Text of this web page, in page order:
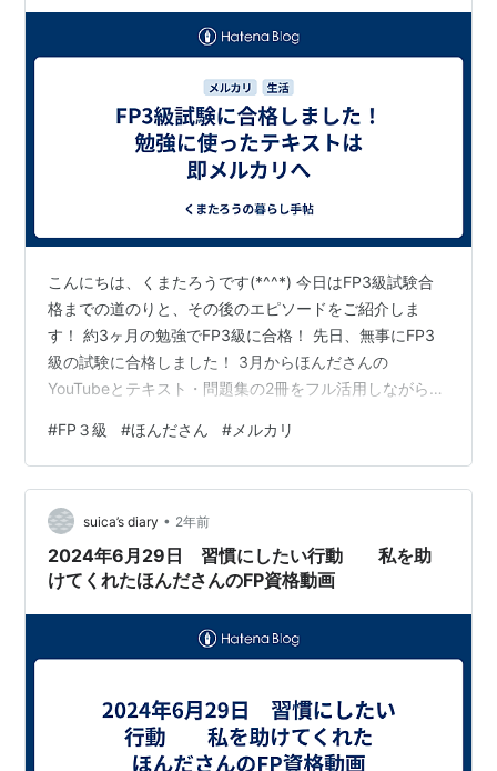
こんにちは、くまたろうです(*^^*) 今日はFP3級試験合
格までの道のりと、その後のエピソードをご紹介しま
す！ 約3ヶ月の勉強でFP3級に合格！ 先日、無事にFP3
級の試験に合格しました！ 3月からほんださんの
YouTubeとテキスト・問題集の2冊をフル活用しながら勉
話になった相棒です(*^^*) 試験当日は緊張しながらも気
合十分 試験当日、会場では少し緊張しながらも「これま
での努力が報われますように」と祈りながら挑みまし
た。 試験が終わり、なんとか合格点が取れたことを確
認。晴れやかな気持ちで帰路につきました。 帰り道で閃
いた：テキストをメ…
#FP３級 #ほんださん # メルカリ
suica’s diary • 2年前
2024年6月29日 習慣にしたい行動 私を助
けてくれたほんださんのFP資格動画